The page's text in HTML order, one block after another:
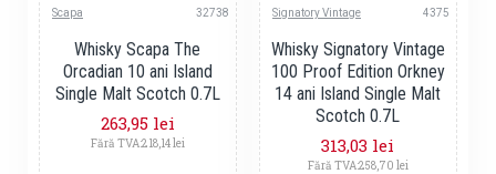
Scapa 32738
Whisky Scapa The
Orcadian 10 ani Island
Single Malt Scotch 0.7L
263,95 lei
Fără TVA:218,14 lei
Signatory Vintage 4375
Whisky Signatory Vintage
100 Proof Edition Orkney
14 ani Island Single Malt
Scotch 0.7L
313,03 lei
Fără TVA:258,70 lei